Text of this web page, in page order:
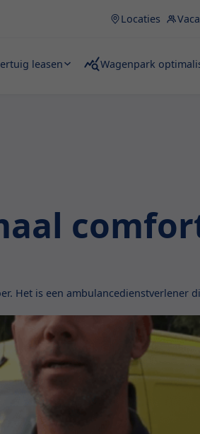
Locaties
leasen Wagenpark
Het is een ambulancedienstverlener